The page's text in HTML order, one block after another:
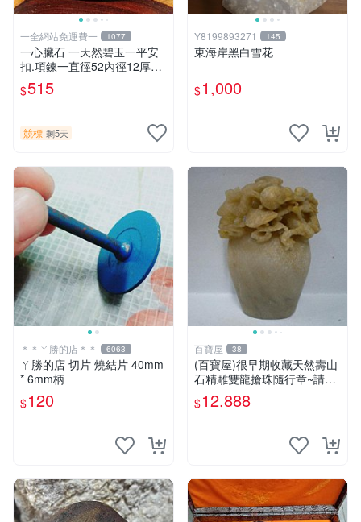
一全網站免運費一 1077
一心臟石 一天然碧玉一平安
扣.項鍊一直徑52內徑12厚8m
m重32公克.
$515
競標 剩5天
Y8199893271 145
東海岸黑白雪花
$1,000
＊＊ㄚ勝的店＊＊ 6063
ㄚ勝的店 切片 燒結片 40mm
* 6mm柄
$120
百寶屋 38
(百寶屋)很早期收藏天然壽山
石精雕雙龍搶珠隨行章~請詳
見照片~特賣價僅給第一標
$12,888